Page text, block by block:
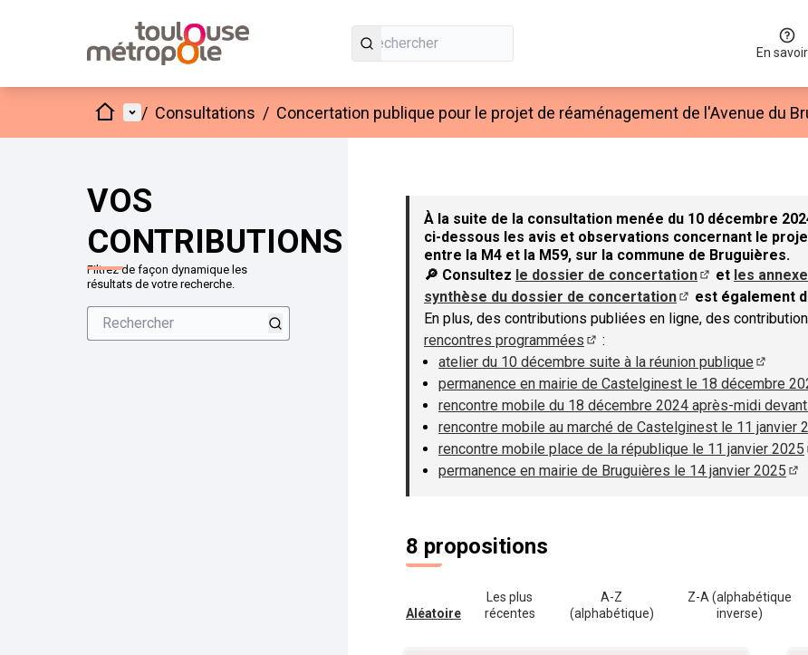
En
AccueilMenu principal
/ Consultations / Concertation publique pour le projet de réaménagement de l'Avenue du
VOS
CONTRIBUTIONS
Filtrez de façon dynamique les
résultats de votre recherche.
À la suite de la consultation menée du 10 décembre
ci-dessous les avis et observations concernant le
entre la M4 et la M59, sur la commune de Bruguières.
🔎 Consultez le dossier de concertation
(S'ouvre dans un
et les
synthèse du dossier de concertation
(S'ouvre dans un
est également
En plus, des contributions publiées en ligne, des
rencontres programmées
(S'ouvre dans un nouvel onglet)
:
atelier du 10 décembre suite à la réunion publique
(S'ouvre
permanence en mairie de Castelginest le 18 décembre
rencontre mobile du 18 décembre 2024 après-midi
rencontre mobile au marché de Castelginest le 11 janvier
rencontre mobile place de la république le 11 janvier 2025
permanence en mairie de Bruguières le 14 janvier 2025
8 propositions
Aléatoire
Les plus
récentes
A-Z
(alphabétique)
Z-A (alphabétique
inverse)